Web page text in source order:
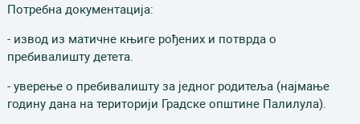
Потребна документација:
- извод из матичне књиге рођених и потврда о
пребивалишту детета.
- уверење о пребивалишту за једног родитеља (најмање
годину дана на територији Градске општине Палилула).